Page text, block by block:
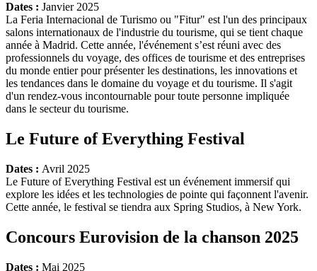
Dates : Janvier 2025
La Feria Internacional de Turismo ou "Fitur" est l'un des principaux
salons internationaux de l'industrie du tourisme, qui se tient chaque
année à Madrid. Cette année, l'événement s’est réuni avec des
professionnels du voyage, des offices de tourisme et des entreprises
du monde entier pour présenter les destinations, les innovations et
les tendances dans le domaine du voyage et du tourisme. Il s'agit
d'un rendez-vous incontournable pour toute personne impliquée
dans le secteur du tourisme.
Le Future of Everything Festival
Dates : Avril 2025
Le Future of Everything Festival est un événement immersif qui
explore les idées et les technologies de pointe qui façonnent l'avenir.
Cette année, le festival se tiendra aux Spring Studios, à New York.
Concours Eurovision de la chanson 2025
Dates : Mai 2025